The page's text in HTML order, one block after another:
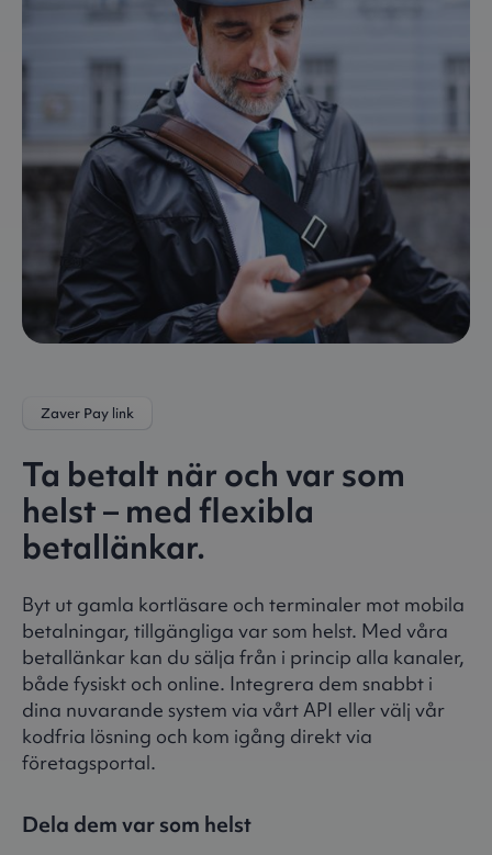
Zaver Pay link
Ta betalt när och var som
helst – med flexibla
betallänkar.
Byt ut gamla kortläsare och terminaler mot mobila
betalningar, tillgängliga var som helst. Med våra
betallänkar kan du sälja från i princip alla kanaler,
både fysiskt och online. Integrera dem snabbt i
dina nuvarande system via vårt API eller välj vår
kodfria lösning och kom igång direkt via
företagsportal.
Dela dem var som helst